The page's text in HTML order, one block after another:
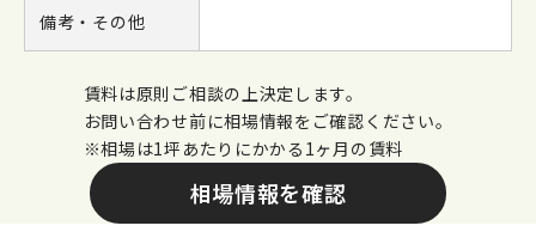
備考・その他
賃料は原則ご相談の上決定します。
お問い合わせ前に相場情報をご確認ください。
※相場は1坪あたりにかかる1ヶ月の賃料
相場情報を確認